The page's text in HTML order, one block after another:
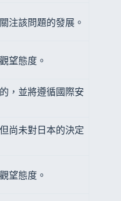
注該問題的發展。
望態度。
，並將遵循國際安
尚未對日本的決定
望態度。